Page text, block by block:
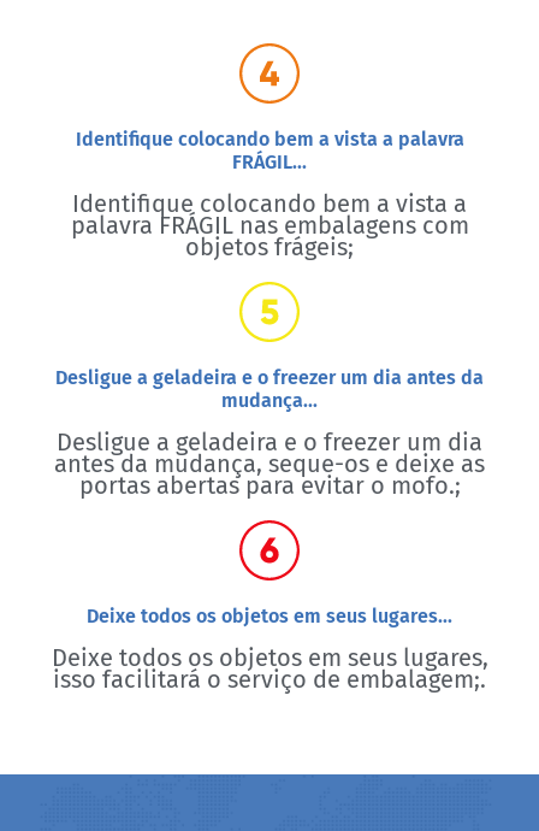
Identifique colocando bem a vista a palavra
FRÁGIL...
Identifique colocando bem a vista a
palavra FRÁGIL nas embalagens com
objetos frágeis;
Desligue a geladeira e o freezer um dia antes da
mudança...
Desligue a geladeira e o freezer um dia
antes da mudança, seque-os e deixe as
portas abertas para evitar o mofo.;
Deixe todos os objetos em seus lugares...
Deixe todos os objetos em seus lugares,
isso facilitará o serviço de embalagem;.